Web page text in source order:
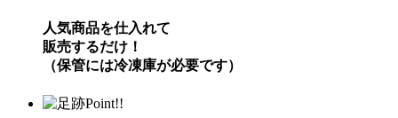
人気商品を仕入れて
販売するだけ！
（保管には冷凍庫が必要です）
Point!!